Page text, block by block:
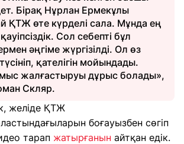
Бірақ Нұрлан Ермекұлы
ҚТЖ өте күрделі сала. Мұнда ең
Сол себепті бұл
әңгіме жүргізілді. Ол өз
қателігін мойындады.
жалғастыруы дұрыс болады»,
Скляр.
желіде ҚТЖ
боғауызбен сөгіп
тарап жатырғанын айтқан едік.